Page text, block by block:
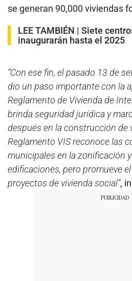
se generan 90,000 viviendas
LEE TAMBIÉN | Siete
inaugurarán hasta el 2025
“Con ese fin, el pasado 13 de
dio un paso importante con la
Reglamento de Vivienda de
brinda seguridad jurídica y
después en la construcción de
Reglamento VIS reconoce las
municipales en la zonificación
edificaciones, pero promueve
proyectos de vivienda social”,